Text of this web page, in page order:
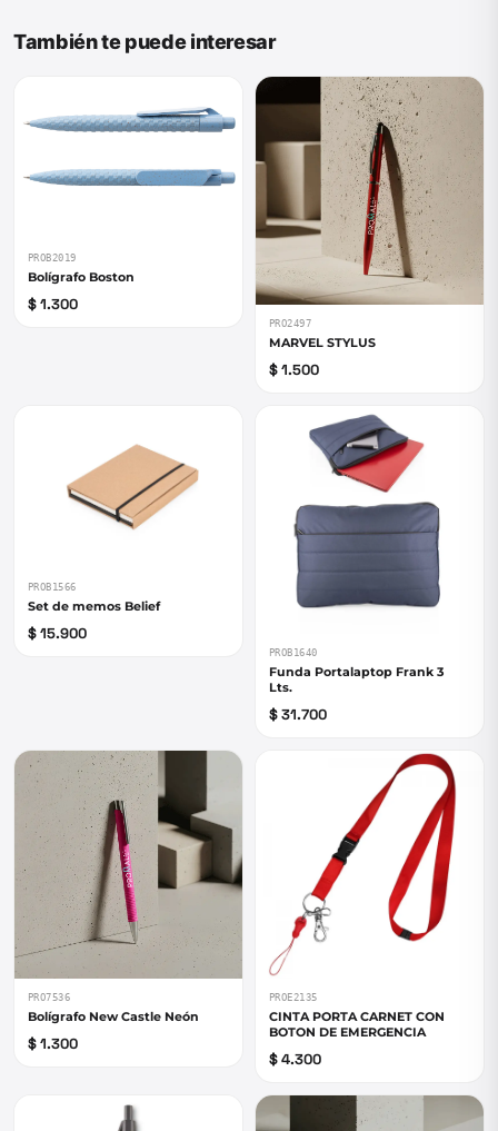
También te puede interesar
PROB2019
Bolígrafo Boston
$ 1.300
PRO2497
MARVEL STYLUS
$ 1.500
PROB1566
Set de memos Belief
$ 15.900
PROB1640
Funda Portalaptop Frank 3
Lts.
$ 31.700
PRO7536
Bolígrafo New Castle Neón
$ 1.300
PROE2135
CINTA PORTA CARNET CON
BOTON DE EMERGENCIA
$ 4.300